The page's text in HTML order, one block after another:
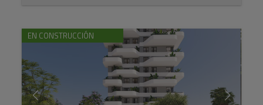
EN CONSTRUCCIÓN